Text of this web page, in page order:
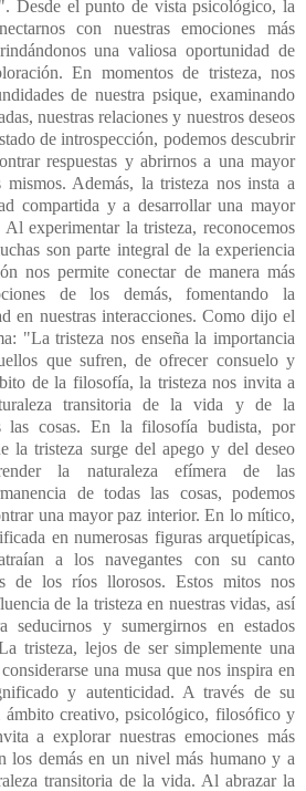
Desde el punto de vista psicológico, la
con nuestras emociones más
una valiosa oportunidad de
En momentos de tristeza, nos
de nuestra psique, examinando
nuestras relaciones y nuestros deseos
de introspección, podemos descubrir
respuestas y abrirnos a una mayor
mismos. Además, la tristeza nos insta a
compartida y a desarrollar una mayor
experimentar la tristeza, reconocemos
son parte integral de la experiencia
nos permite conectar de manera más
de los demás, fomentando la
en nuestras interacciones. Como dijo el
"La tristeza nos enseña la importancia
que sufren, de ofrecer consuelo y
de la filosofía, la tristeza nos invita a
transitoria de la vida y de la
las cosas. En la filosofía budista, por
la tristeza surge del apego y del deseo
la naturaleza efímera de las
de todas las cosas, podemos
una mayor paz interior. En lo mítico,
en numerosas figuras arquetípicas,
a los navegantes con su canto
de los ríos llorosos. Estos mitos nos
de la tristeza en nuestras vidas, así
seducirnos y sumergirnos en estados
tristeza, lejos de ser simplemente una
una musa que nos inspira en
y autenticidad. A través de su
ámbito creativo, psicológico, filosófico y
a explorar nuestras emociones más
los demás en un nivel más humano y a
transitoria de la vida. Al abrazar la